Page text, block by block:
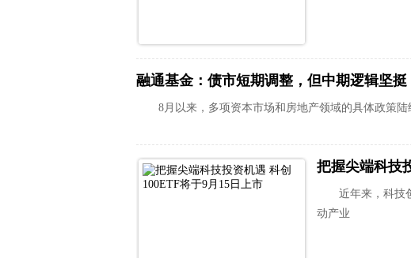
融通基金：债市短期调整，但中期逻辑坚挺
8月以来，多项资本市场和房地产领域的具体政策
把握尖端科技
近年来，科技
动产业